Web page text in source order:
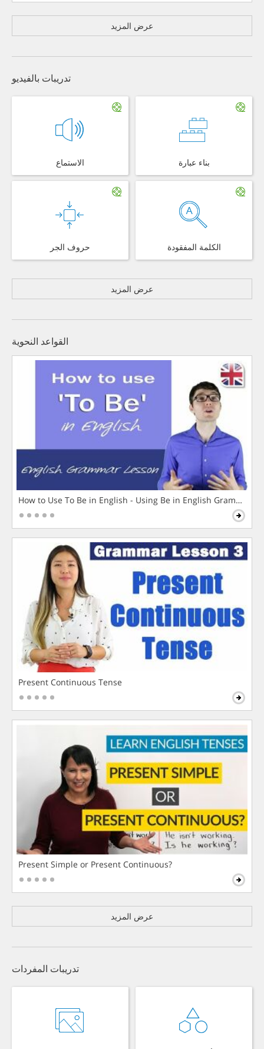
عرض المزيد
تدريبات بالفيديو
الاستماع بناء عبارة
حروف الجر الكلمة المفقودة
عرض المزيد
القواعد النحوية
How to Use To Be in English - Using Be in English Grammar
Present Continuous Tense
Present Simple or Present Continuous?
عرض المزيد
تدريبات المفردات